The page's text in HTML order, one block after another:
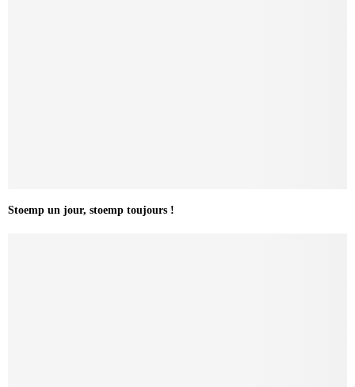
Stoemp un jour, stoemp toujours !